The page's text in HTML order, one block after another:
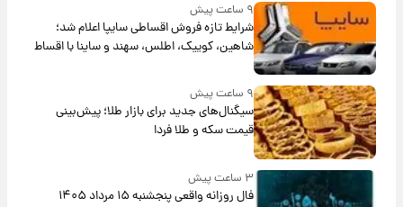
۹ ساعت پیش
شرایط تازه فروش اقساطی سایپا اعلام شد؛
شاهین، کوییک، اطلس، سهند و ساینا با اقساط
بلندمدت + جدول
۹ ساعت پیش
سیگنال‌های جدید برای بازار طلا؛ پیش‌بینی
قیمت سکه و طلا فردا
۳ ساعت پیش
فال روزانه واقعی پنجشنبه ۱۵ مرداد ۱۴۰۵